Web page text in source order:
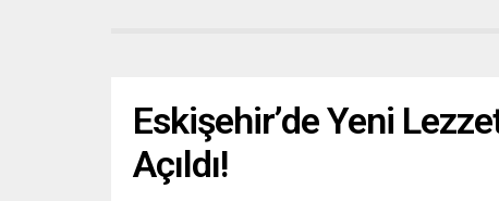
Eskişehir’de Yeni
Açıldı!